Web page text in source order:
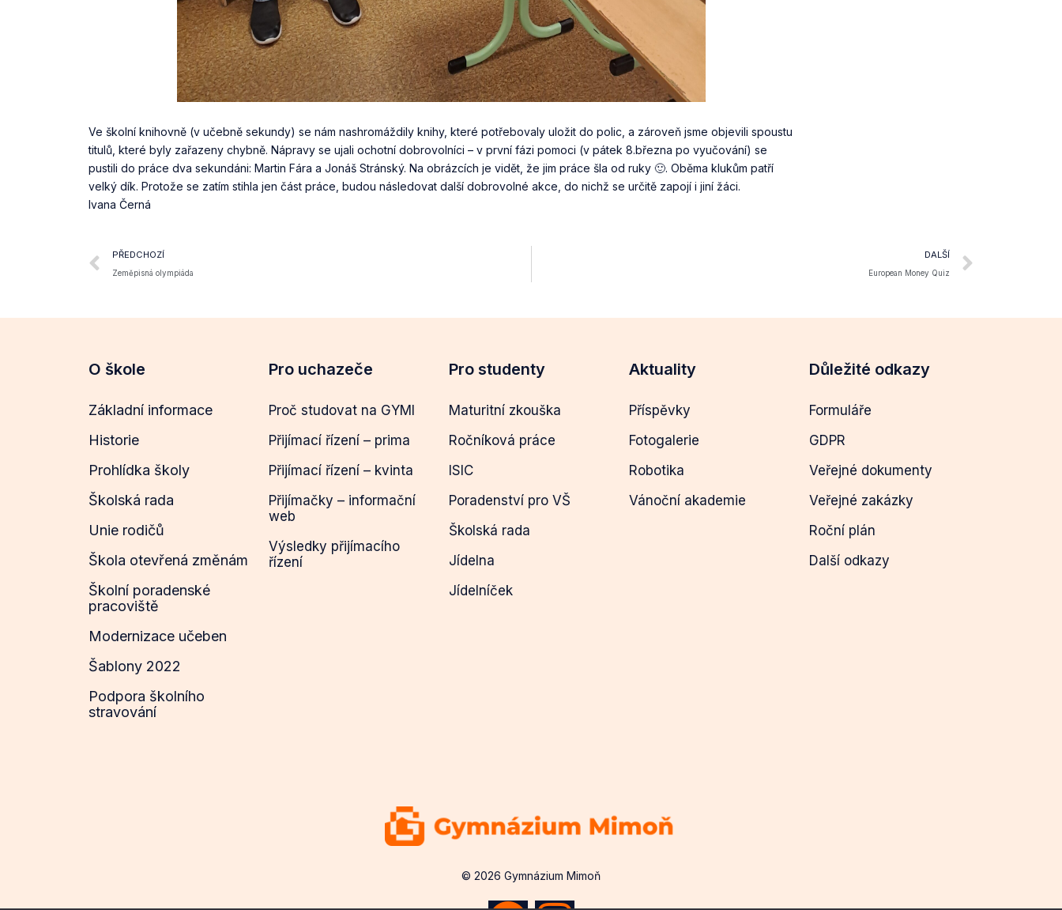
Ve školní knihovně (v učebně sekundy) se nám nashromáždily knihy, které potřebovaly uložit do polic, a zároveň jsme objevili spoustu
titulů, které byly zařazeny chybně. Nápravy se ujali ochotní dobrovolníci – v první fázi pomoci (v pátek 8.března po vyučování) se
pustili do práce dva sekundáni: Martin Fára a Jonáš Stránský. Na obrázcích je vidět, že jim práce šla od ruky 🙂. Oběma klukům patří
velký dík. Protože se zatím stihla jen část práce, budou následovat další dobrovolné akce, do nichž se určitě zapojí i jiní žáci.
Ivana Černá
PŘEDCHOZÍ
Zeměpisná olympiáda
DALŠÍ
European Money Quiz
O škole
Základní informace
Historie
Prohlídka školy
Školská rada
Unie rodičů
Škola otevřená změnám
Školní poradenské
pracoviště
Modernizace učeben
Šablony 2022
Podpora školního
stravování
Pro uchazeče
Proč studovat na GYMI
Přijímací řízení – prima
Přijímací řízení – kvinta
Přijímačky – informační
web
Výsledky přijímacího
řízení
Pro studenty
Maturitní zkouška
Ročníková práce
ISIC
Poradenství pro VŠ
Školská rada
Jídelna
Jídelníček
Aktuality
Příspěvky
Fotogalerie
Robotika
Vánoční akademie
Důležité odkazy
Formuláře
GDPR
Veřejné dokumenty
Veřejné zakázky
Roční plán
Další odkazy
© 2026 Gymnázium Mimoň